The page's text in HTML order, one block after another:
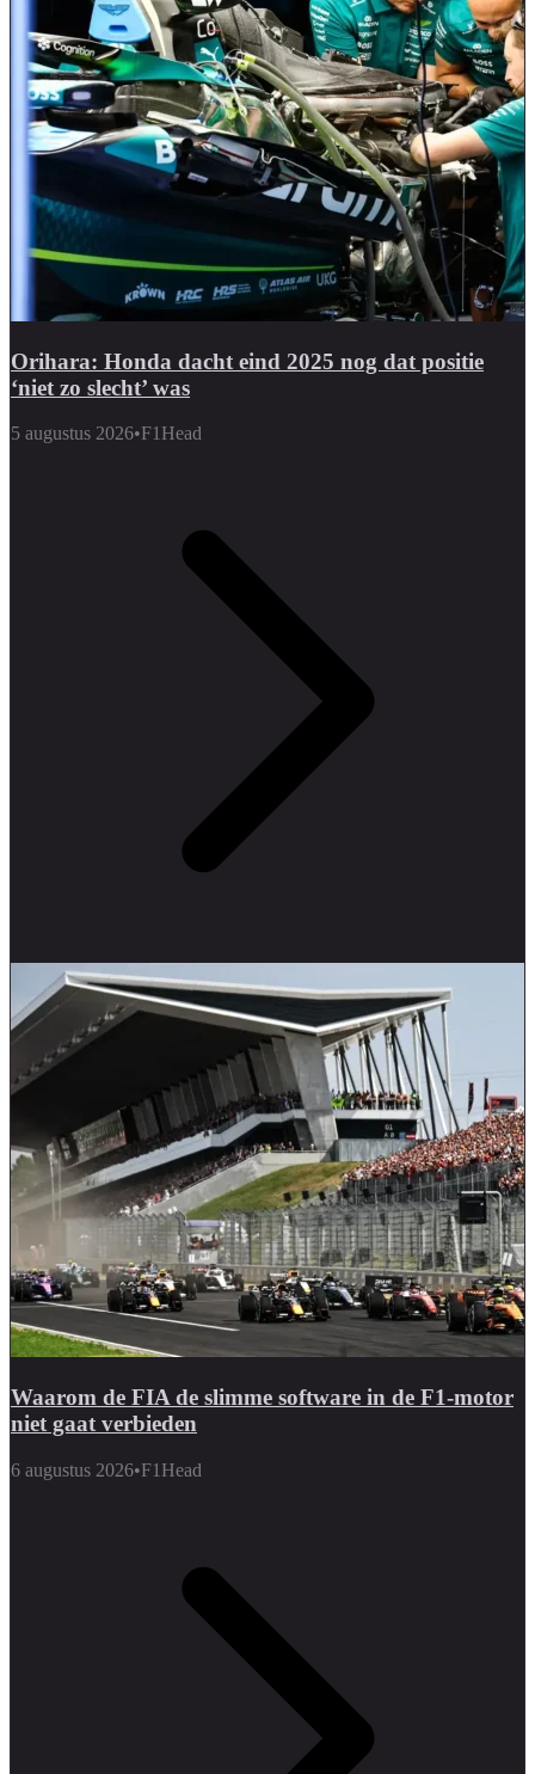
Orihara: Honda dacht eind 2025 nog dat positie
‘niet zo slecht’ was
5 augustus 2026•F1Head
Waarom de FIA de slimme software in de F1-motor
niet gaat verbieden
6 augustus 2026•F1Head